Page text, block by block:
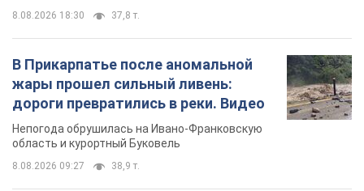
Женщине начислили 729 тыс. грн
долга за газ из-за показаний
неисправного счетчика: судья
вынес неожиданное решение
8.08.2026 14:43 32,3 т.